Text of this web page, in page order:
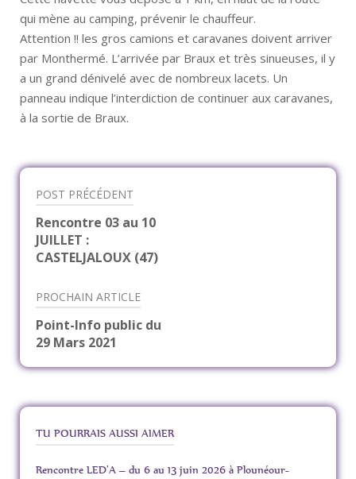
qui mène au camping, prévenir le chauffeur.
Attention !! les gros camions et caravanes doivent arriver
par Monthermé. L’arrivée par Braux et très sinueuses, il y
a un grand dénivelé avec de nombreux lacets. Un
panneau indique l’interdiction de continuer aux caravanes,
à la sortie de Braux.
Navigation
de
l’article
POST PRÉCÉDENT
Rencontre 03 au 10
JUILLET :
CASTELJALOUX (47)
PROCHAIN ARTICLE
Point-Info public du
29 Mars 2021
TU POURRAIS AUSSI AIMER
Rencontre LED’A – du 6 au 13 juin 2026 à Plounéour-